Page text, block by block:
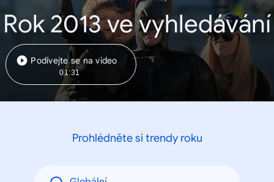
Rok 2013 ve vyhledávání
Podívejte se na video
01:31
Prohlédněte si trendy roku